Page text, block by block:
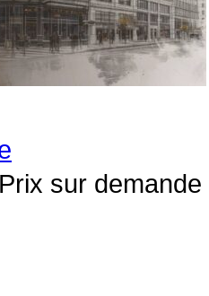
Prix sur demande